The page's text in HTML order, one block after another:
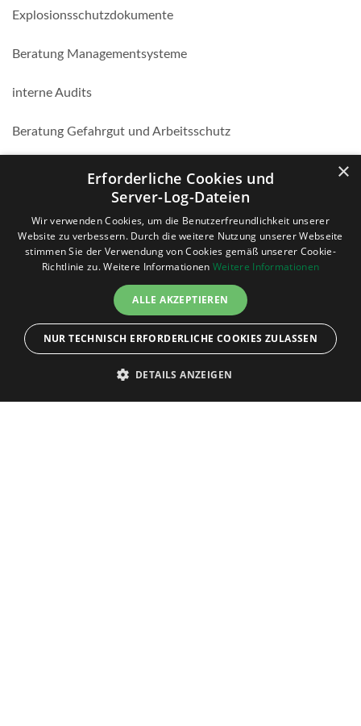
Explosionsschutzdokumente
Beratung Managementsysteme
interne Audits
Beratung Gefahrgut und Arbeitsschutz
Beauftragtenwesen ×
Erforderliche Cookies und
Server-Log-Dateien
Wir verwenden Cookies, um die Benutzerfreundlichkeit unserer
Website zu verbessern. Durch die weitere Nutzung unserer Webseite
stimmen Sie der Verwendung von Cookies gemäß unserer Cookie-
Richtlinie zu. Weitere Informationen Weitere Informationen
ALLE AKZEPTIEREN
NUR TECHNISCH ERFORDERLICHE COOKIES ZULASSEN
DETAILS ANZEIGEN